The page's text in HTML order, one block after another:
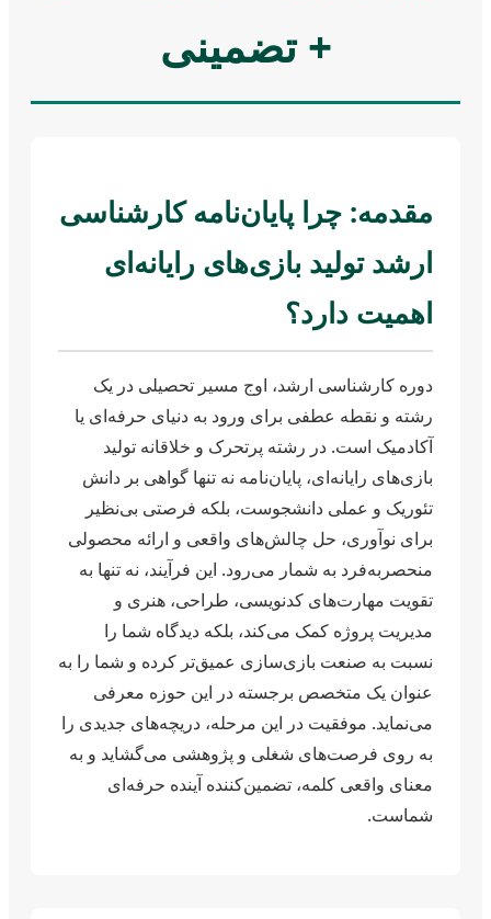
+ تضمینی
مقدمه: چرا پایان‌نامه کارشناسی
ارشد تولید بازی‌های رایانه‌ای
اهمیت دارد؟
دوره کارشناسی ارشد، اوج مسیر تحصیلی در یک
رشته و نقطه عطفی برای ورود به دنیای حرفه‌ای یا
آکادمیک است. در رشته پرتحرک و خلاقانه تولید
بازی‌های رایانه‌ای، پایان‌نامه نه تنها گواهی بر دانش
تئوریک و عملی دانشجوست، بلکه فرصتی بی‌نظیر
برای نوآوری، حل چالش‌های واقعی و ارائه محصولی
منحصربه‌فرد به شمار می‌رود. این فرآیند، نه تنها به
تقویت مهارت‌های کدنویسی، طراحی، هنری و
مدیریت پروژه کمک می‌کند، بلکه دیدگاه شما را
نسبت به صنعت بازی‌سازی عمیق‌تر کرده و شما را به
عنوان یک متخصص برجسته در این حوزه معرفی
می‌نماید. موفقیت در این مرحله، دریچه‌های جدیدی را
به روی فرصت‌های شغلی و پژوهشی می‌گشاید و به
معنای واقعی کلمه، تضمین‌کننده آینده حرفه‌ای
شماست.